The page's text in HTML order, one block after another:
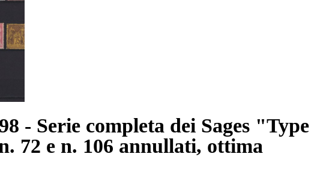
- Serie completa dei Sages "Type
72 e n. 106 annullati, ottima